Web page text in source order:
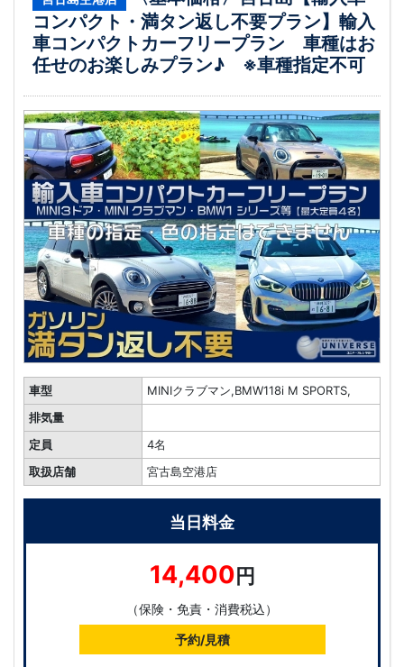
コンパクト・満タン返し不要プラン】輸入
車コンパクトカーフリープラン 車種はお
任せのお楽しみプラン♪ ※車種指定不可
車型
MINIクラブマン,BMW118i M SPORTS,
排気量
定員
4名
取扱店舗
宮古島空港店
当日料金
14,400円
（保険・免責・消費税込）
予約/見積